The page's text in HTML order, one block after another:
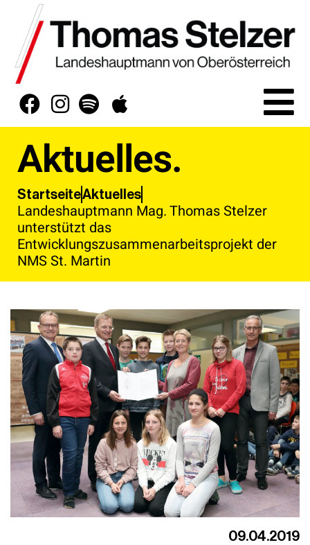
Aktuelles.
StartseiteAktuelles
Landeshauptmann Mag. Thomas Stelzer
unterstützt das
Entwicklungszusammenarbeitsprojekt der
NMS St. Martin
09.04.2019